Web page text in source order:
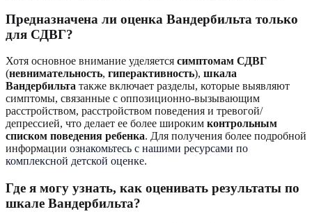
Предназначена ли оценка Вандербильта только
для СДВГ?
Хотя основное внимание уделяется симптомам СДВГ
(невнимательность, гиперактивность), шкала
Вандербильта также включает разделы, которые выявляют
симптомы, связанные с оппозиционно-вызывающим
расстройством, расстройством поведения и тревогой/
депрессией, что делает ее более широким контрольным
списком поведения ребенка. Для получения более подробной
информации ознакомьтесь с нашими ресурсами по
комплексной детской оценке.
Где я могу узнать, как оценивать результаты по
шкале Вандербильта?